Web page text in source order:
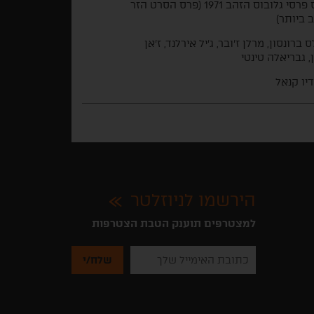
טקס פרסי גלובוס הזהב 1971 (פרס הסרט הזר
ביותר)
ברונסון, מרלן ז'ובר, ג'יל אירלנד, ז'אן
גבריאלה טינטי
קנאל
הירשמו לניוזלטר
למצטרפים תוענק הטבת הצטרפות
להזין
את